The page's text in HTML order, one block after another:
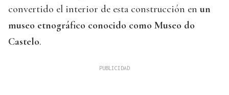
convertido el interior de esta construcción en un
museo etnográfico conocido como Museo do
Castelo.